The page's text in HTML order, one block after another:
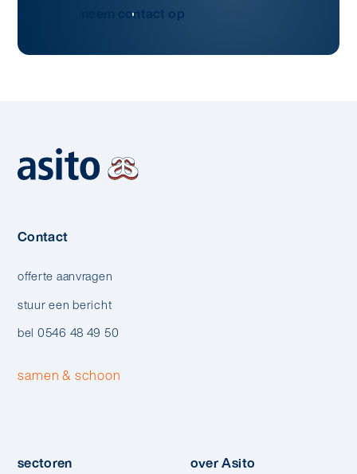
neem contact op
Contact
offerte aanvragen
stuur een bericht
bel 0546 48 49 50
samen & schoon
sectoren over Asito